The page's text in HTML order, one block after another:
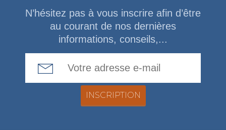
N’hésitez pas à vous inscrire afin d’être
au courant de nos dernières
informations, conseils,...